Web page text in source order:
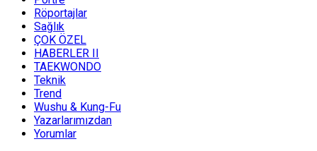
Röportajlar
Sağlık
ÇOK ÖZEL
HABERLER II
TAEKWONDO
Teknik
Trend
Wushu & Kung-Fu
Yazarlarımızdan
Yorumlar